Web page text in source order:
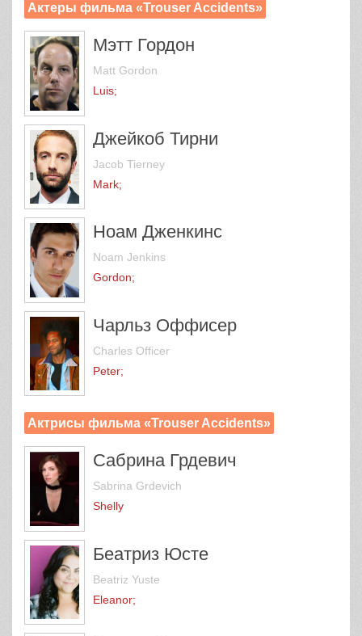
Актеры фильма «Trouser Accidents»
Мэтт Гордон
Matt Gordon
Luis;
Джейкоб Тирни
Jacob Tierney
Mark;
Ноам Дженкинс
Noam Jenkins
Gordon;
Чарльз Оффисер
Charles Officer
Peter;
Актрисы фильма «Trouser Accidents»
Сабрина Грдевич
Sabrina Grdevich
Shelly
Беатриз Юсте
Beatriz Yuste
Eleanor;